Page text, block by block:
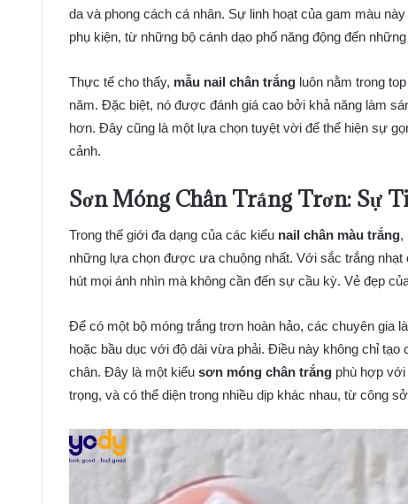
da và phong cách cá nhân. Sự linh hoạt của gam màu
phụ kiện, từ những bộ cánh dạo phố năng động đến
Thực tế cho thấy, mẫu nail chân trắng luôn nằm trong
năm. Đặc biệt, nó được đánh giá cao bởi khả năng làm
hơn. Đây cũng là một lựa chọn tuyệt vời để thể hiện sự
cảnh.
Sơn Móng Chân Trắng Trơn: Sự
Trong thế giới đa dạng của các kiểu nail chân màu trắng,
những lựa chọn được ưa chuộng nhất. Với sắc trắng
hút mọi ánh nhìn mà không cần đến sự cầu kỳ. Vẻ đẹp
Để có một bộ móng trắng trơn hoàn hảo, các chuyên gia
hoặc bầu dục với độ dài vừa phải. Điều này không chỉ
chân. Đây là một kiểu sơn móng chân trắng phù hợp
trọng, và có thể diện trong nhiều dịp khác nhau, từ công